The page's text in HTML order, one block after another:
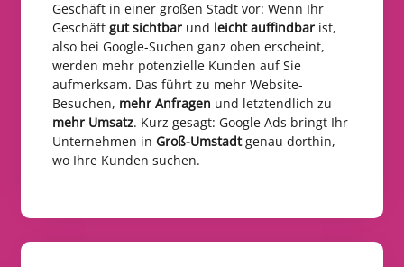
Geschäft in einer großen Stadt vor: Wenn Ihr
Geschäft gut sichtbar und leicht auffindbar ist,
also bei Google-Suchen ganz oben erscheint,
werden mehr potenzielle Kunden auf Sie
aufmerksam. Das führt zu mehr Website-
Besuchen, mehr Anfragen und letztendlich zu
mehr Umsatz. Kurz gesagt: Google Ads bringt Ihr
Unternehmen in Groß-Umstadtgenau dorthin,
wo Ihre Kunden suchen.